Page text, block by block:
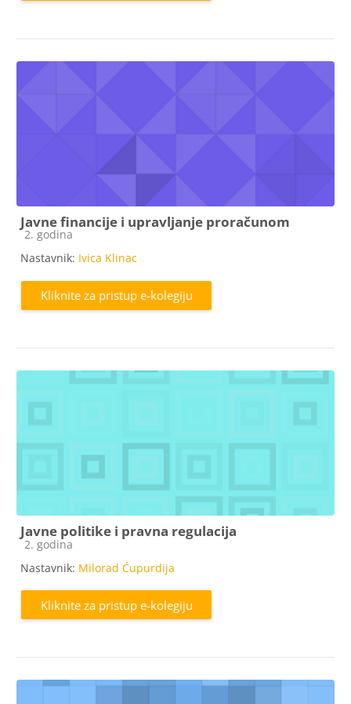
Javne financije i upravljanje proračunom
Kategorija e-kolegija
2. godina
Nastavnik: Ivica Klinac
Kliknite za pristup e-kolegiju
Javne politike i pravna regulacija
Kategorija e-kolegija
2. godina
Nastavnik: Milorad Ćupurdija
Kliknite za pristup e-kolegiju